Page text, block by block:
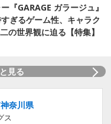
『GARAGE ガラージュ』
ぎるゲーム性、キャラク
の世界観に迫る【特集】
見る
奈川県
ス